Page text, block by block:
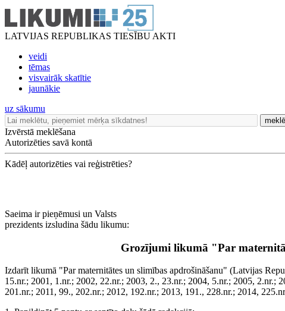
LATVIJAS REPUBLIKAS TIESĪBU AKTI
veidi
tēmas
visvairāk skatītie
jaunākie
uz sākumu
Izvērstā meklēšana
Autorizēties savā kontā
Kādēļ autorizēties vai reģistrēties?
Saeima ir pieņēmusi un Valsts
prezidents izsludina šādu likumu:
Grozījumi likumā "Par
Izdarīt likumā "Par maternitātes un slimības apdrošināšanu" (Latvijas
15.nr.; 2001, 1.nr.; 2002, 22.nr.; 2003, 2., 23.nr.; 2004, 5.nr.; 2005, 2.nr.;
201.nr.; 2011, 99., 202.nr.; 2012, 192.nr.; 2013, 191., 228.nr.; 2014,